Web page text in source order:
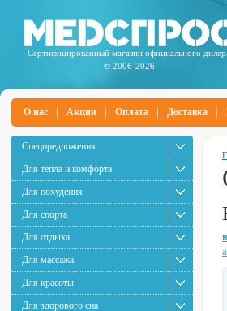
Сертифицированный магазин официального
© 2006-2026
О нас Акции Оплата Доставка
Спецпредложения
Для тепла и комфорта
Для похудения
Для спорта
Для отдыха
Для массажа
Для красоты
Для здорового сна